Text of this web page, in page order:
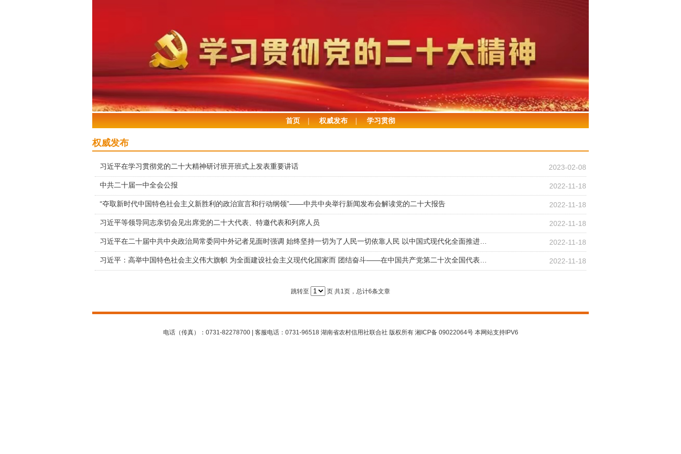
首页 ｜ 权威发布 ｜ 学习贯彻
权威发布
习近平在学习贯彻党的二十大精神研讨班开班式上发表重要讲话 2023-02-08
中共二十届一中全会公报 2022-11-18
“夺取新时代中国特色社会主义新胜利的政治宣言和行动纲领”——中共中央举行新闻发布会解读党的二十大报告 2022-11-18
习近平等领导同志亲切会见出席党的二十大代表、特邀代表和列席人员 2022-11-18
2022-11-18
2022-11-18
跳转至 页 共1页，总计6条文章
电话（传真）：0731-82278700 | 客服电话：0731-96518 湖南省农村信用社联合社 版权所有 湘ICP备 09022064号 本网站支持IPV6